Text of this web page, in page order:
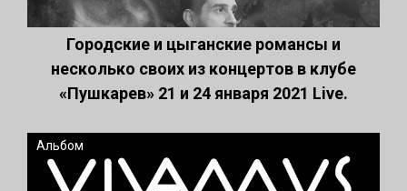
Городские и цыганские романсы и
несколько своих из концертов в клубе
«Пушкарев» 21 и 24 января 2021 Live.
Альбом